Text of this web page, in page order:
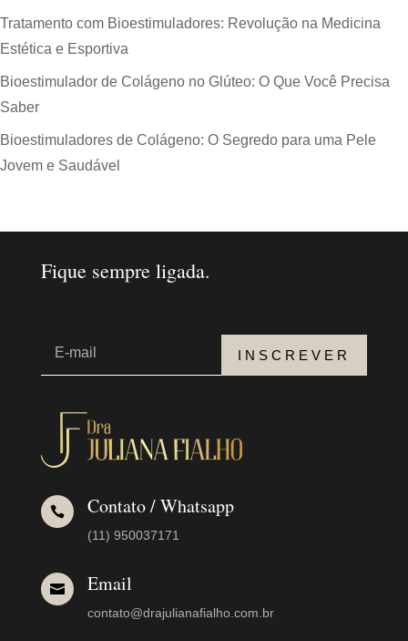
Tratamento com Bioestimuladores: Revolução na Medicina
Estética e Esportiva
Bioestimulador de Colágeno no Glúteo: O Que Você Precisa
Saber
Bioestimuladores de Colágeno: O Segredo para uma Pele
Jovem e Saudável
Fique sempre ligada.
INSCREVER
 Contato / Whatsapp
(11) 950037171
 Email
contato@drajulianafialho.com.br